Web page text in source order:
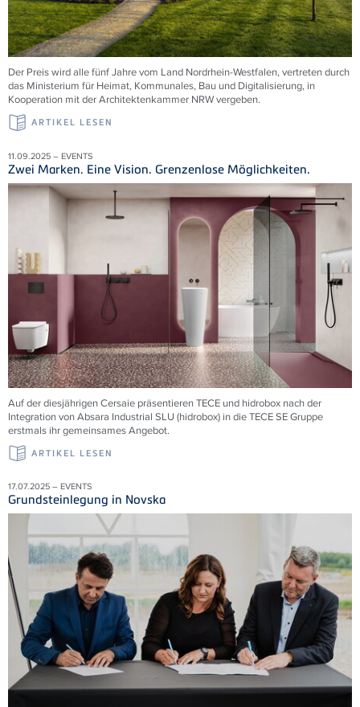
Der Preis wird alle fünf Jahre vom Land Nordrhein-Westfalen, vertreten durch
das Ministerium für Heimat, Kommunales, Bau und Digitalisierung, in
Kooperation mit der Architektenkammer NRW vergeben.
ARTIKEL LESEN
11.09.2025 – EVENTS
Zwei Marken. Eine Vision. Grenzenlose Möglichkeiten.
Auf der diesjährigen Cersaie präsentieren TECE und hidrobox nach der
Integration von Absara Industrial SLU (hidrobox) in die TECE SE Gruppe
erstmals ihr gemeinsames Angebot.
ARTIKEL LESEN
17.07.2025 – EVENTS
Grundsteinlegung in Novska